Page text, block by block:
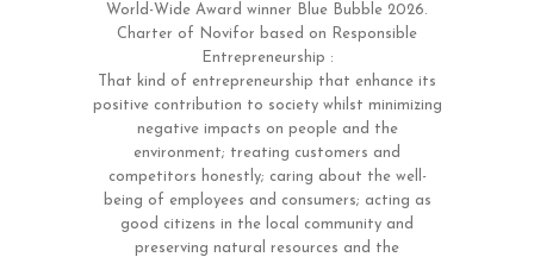
World-Wide Award winner Blue Bubble 2026.
Charter of Novifor based on Responsible
Entrepreneurship :
That kind of entrepreneurship that enhance its
positive contribution to society whilst minimizing
negative impacts on people and the
environment; treating customers and
competitors honestly; caring about the well-
being of employees and consumers; acting as
good citizens in the local community and
preserving natural resources and the